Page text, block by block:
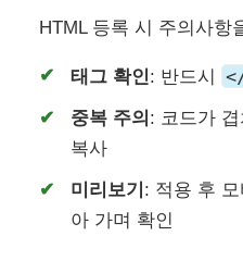
HTML 등록 시 주의사항
태그 확인: 반드시
중복 주의 : 코드가
복사
미리보기 : 적용 후
아 가며 확인